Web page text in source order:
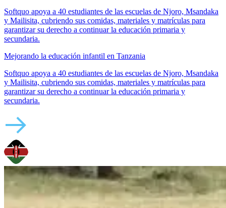
Softquo apoya a 40 estudiantes de las escuelas de Njoro, Msandaka
y Mailisita, cubriendo sus comidas, materiales y matrículas para
garantizar su derecho a continuar la educación primaria y
secundaria.
Mejorando la educación infantil en Tanzania
Softquo apoya a 40 estudiantes de las escuelas de Njoro, Msandaka
y Mailisita, cubriendo sus comidas, materiales y matrículas para
garantizar su derecho a continuar la educación primaria y
secundaria.